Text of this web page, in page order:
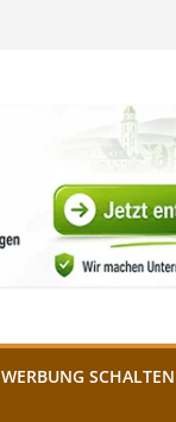
WERBUNG SCHALTEN